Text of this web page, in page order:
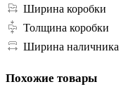
Ширина коробки
Толщина коробки
Ширина наличника
Похожие товары